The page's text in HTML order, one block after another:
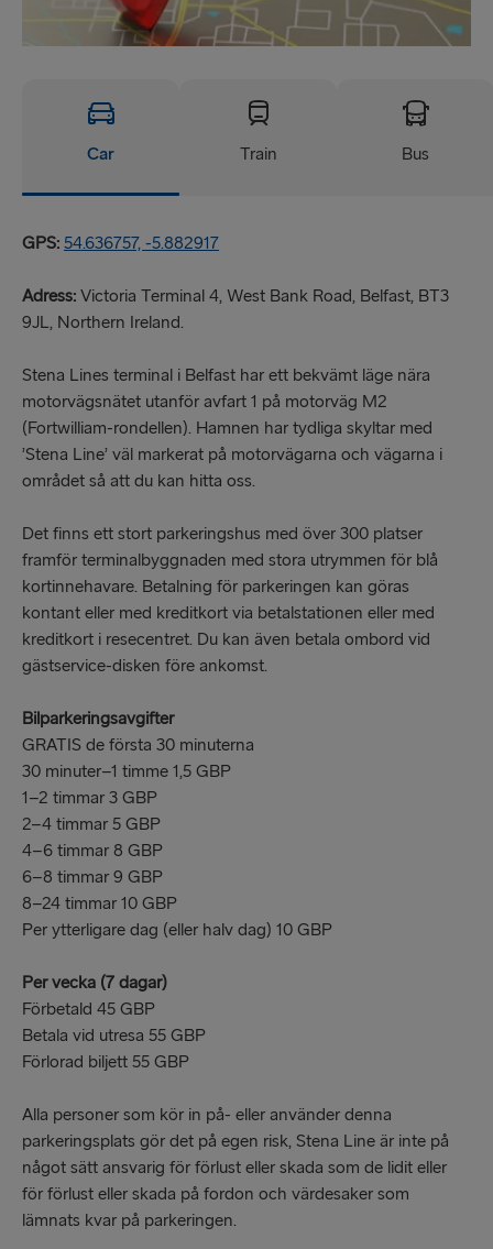
Car Train Bus
GPS: 54.636757, -5.882917
Adress: Victoria Terminal 4, West Bank Road, Belfast, BT3
9JL, Northern Ireland.
Stena Lines terminal i Belfast har ett bekvämt läge nära
motorvägsnätet utanför avfart 1 på motorväg M2
(Fortwilliam-rondellen). Hamnen har tydliga skyltar med
’Stena Line’ väl markerat på motorvägarna och vägarna i
området så att du kan hitta oss.
Det finns ett stort parkeringshus med över 300 platser
framför terminalbyggnaden med stora utrymmen för blå
kortinnehavare. Betalning för parkeringen kan göras
kontant eller med kreditkort via betalstationen eller med
kreditkort i resecentret. Du kan även betala ombord vid
gästservice-disken före ankomst.
Bilparkeringsavgifter
GRATIS de första 30 minuterna
30 minuter–1 timme 1,5 GBP
1–2 timmar 3 GBP
2–4 timmar 5 GBP
4–6 timmar 8 GBP
6–8 timmar 9 GBP
8–24 timmar 10 GBP
Per ytterligare dag (eller halv dag) 10 GBP
Per vecka (7 dagar)
Förbetald 45 GBP
Betala vid utresa 55 GBP
Förlorad biljett 55 GBP
Alla personer som kör in på- eller använder denna
parkeringsplats gör det på egen risk, Stena Line är inte på
något sätt ansvarig för förlust eller skada som de lidit eller
för förlust eller skada på fordon och värdesaker som
lämnats kvar på parkeringen.